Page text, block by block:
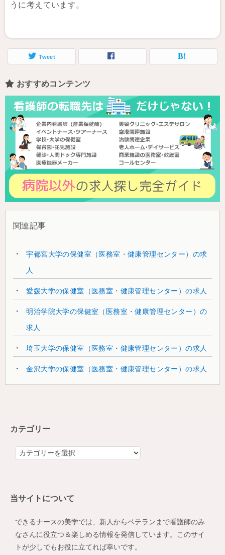
うに考えています。
Tweet
おすすめコンテンツ
関連記事
宇都宮大学の保健室（医務室・健康管理センター）の求
人
愛媛大学の保健室（医務室・健康管理センター）の求人
明治学院大学の保健室（医務室・健康管理センター）の
求人
埼玉大学の保健室（医務室・健康管理センター）の求人
金沢大学の保健室（医務室・健康管理センター）の求人
カテゴリー
カ
ー
当サイトについて
できるナースの美学では、新人からベテランまで看護師のみ
なさんに役立つ＆楽しめる情報を発信しています。このサイ
トが少しでもお役に立てれば幸いです。